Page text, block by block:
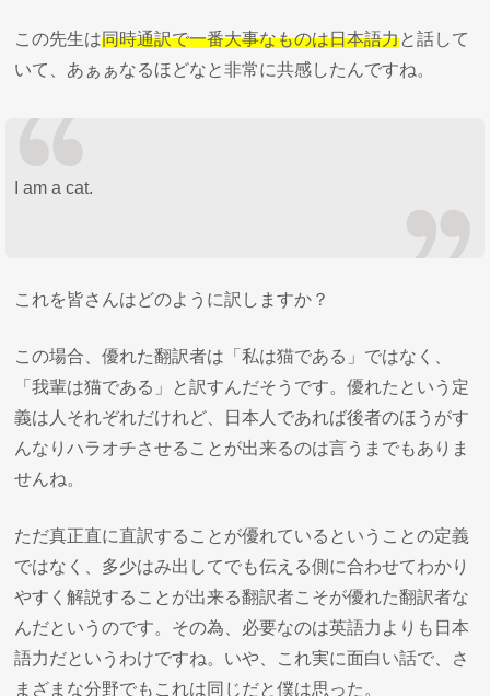
この先生は同時通訳で一番大事なものは日本語力と話して
いて、あぁぁなるほどなと非常に共感したんですね。
I am a cat.
これを皆さんはどのように訳しますか？
この場合、優れた翻訳者は「私は猫である」ではなく、
「我輩は猫である」と訳すんだそうです。優れたという定
義は人それぞれだけれど、日本人であれば後者のほうがす
んなりハラオチさせることが出来るのは言うまでもありま
せんね。
ただ真正直に直訳することが優れているということの定義
ではなく、多少はみ出してでも伝える側に合わせてわかり
やすく解説することが出来る翻訳者こそが優れた翻訳者な
んだというのです。その為、必要なのは英語力よりも日本
語力だというわけですね。いや、これ実に面白い話で、さ
まざまな分野でもこれは同じだと僕は思った。